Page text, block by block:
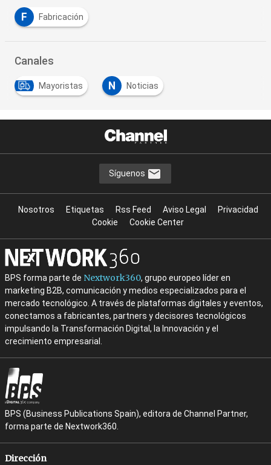
F Fabricación
Canales
Mayoristas N Noticias
Síguenos
Nosotros Etiquetas Rss Feed Aviso Legal
Privacidad
Cookie
Cookie Center
BPS forma parte de Nextwork360, grupo europeo líder en
marketing B2B, comunicación y medios especializados para el
mercado tecnológico. A través de plataformas digitales y eventos,
conectamos a fabricantes, partners y decisores tecnológicos
impulsando la Transformación Digital, la Innovación y el
crecimiento empresarial.
BPS (Business Publications Spain), editora de Channel Partner,
forma parte de Nextwork360.
Dirección